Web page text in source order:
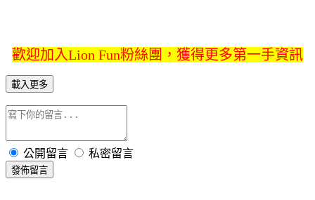
歡迎加入Lion Fun粉絲團，獲得更多第一手資訊
載入更多
公開留言 私密留言
發佈留言